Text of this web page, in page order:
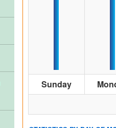
Sunday